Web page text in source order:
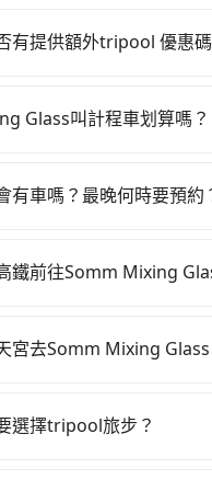
有提供額外tripool 優惠碼
程95折折價券，供您預
Glass叫計程車划算嗎？
行天宮附近的計程車隊
有車嗎？最晚何時要預約
填寫完乘客資料與線上
會收單，最遲如當天下
鐵前往Somm Mixing
鐵可搭乘。假設從行天
鐘、車費300元後，抵
宮去Somm Mixing Glass
Kicks，一天租金
選擇tripool旅步？